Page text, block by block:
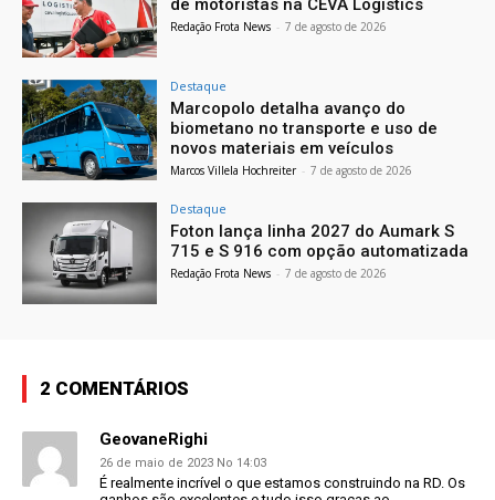
de motoristas na CEVA Logistics
Redação Frota News - 7 de agosto de 2026
Destaque
Marcopolo detalha avanço do
biometano no transporte e uso de
novos materiais em veículos
Marcos Villela Hochreiter - 7 de agosto de 2026
Destaque
Foton lança linha 2027 do Aumark S
715 e S 916 com opção automatizada
Redação Frota News - 7 de agosto de 2026
2 COMENTÁRIOS
GeovaneRighi
26 de maio de 2023 No 14:03
É realmente incrível o que estamos construindo na RD. Os